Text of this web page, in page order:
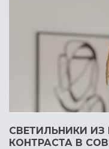
СВЕТИЛЬНИКИ
КОНТРАСТА В